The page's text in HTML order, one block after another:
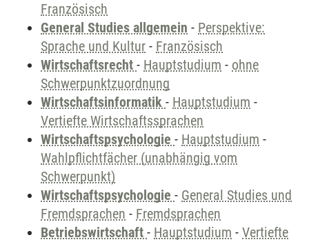
Französisch
General Studies allgemein - Perspektive:
Sprache und Kultur - Französisch
Wirtschaftsrecht - Hauptstudium - ohne
Schwerpunktzuordnung
Wirtschaftsinformatik - Hauptstudium -
Vertiefte Wirtschaftssprachen
Wirtschaftspsychologie - Hauptstudium -
Wahlpflichtfächer (unabhängig vom
Schwerpunkt)
Wirtschaftspsychologie - General Studies und
Fremdsprachen - Fremdsprachen
Betriebswirtschaft - Hauptstudium - Vertiefte